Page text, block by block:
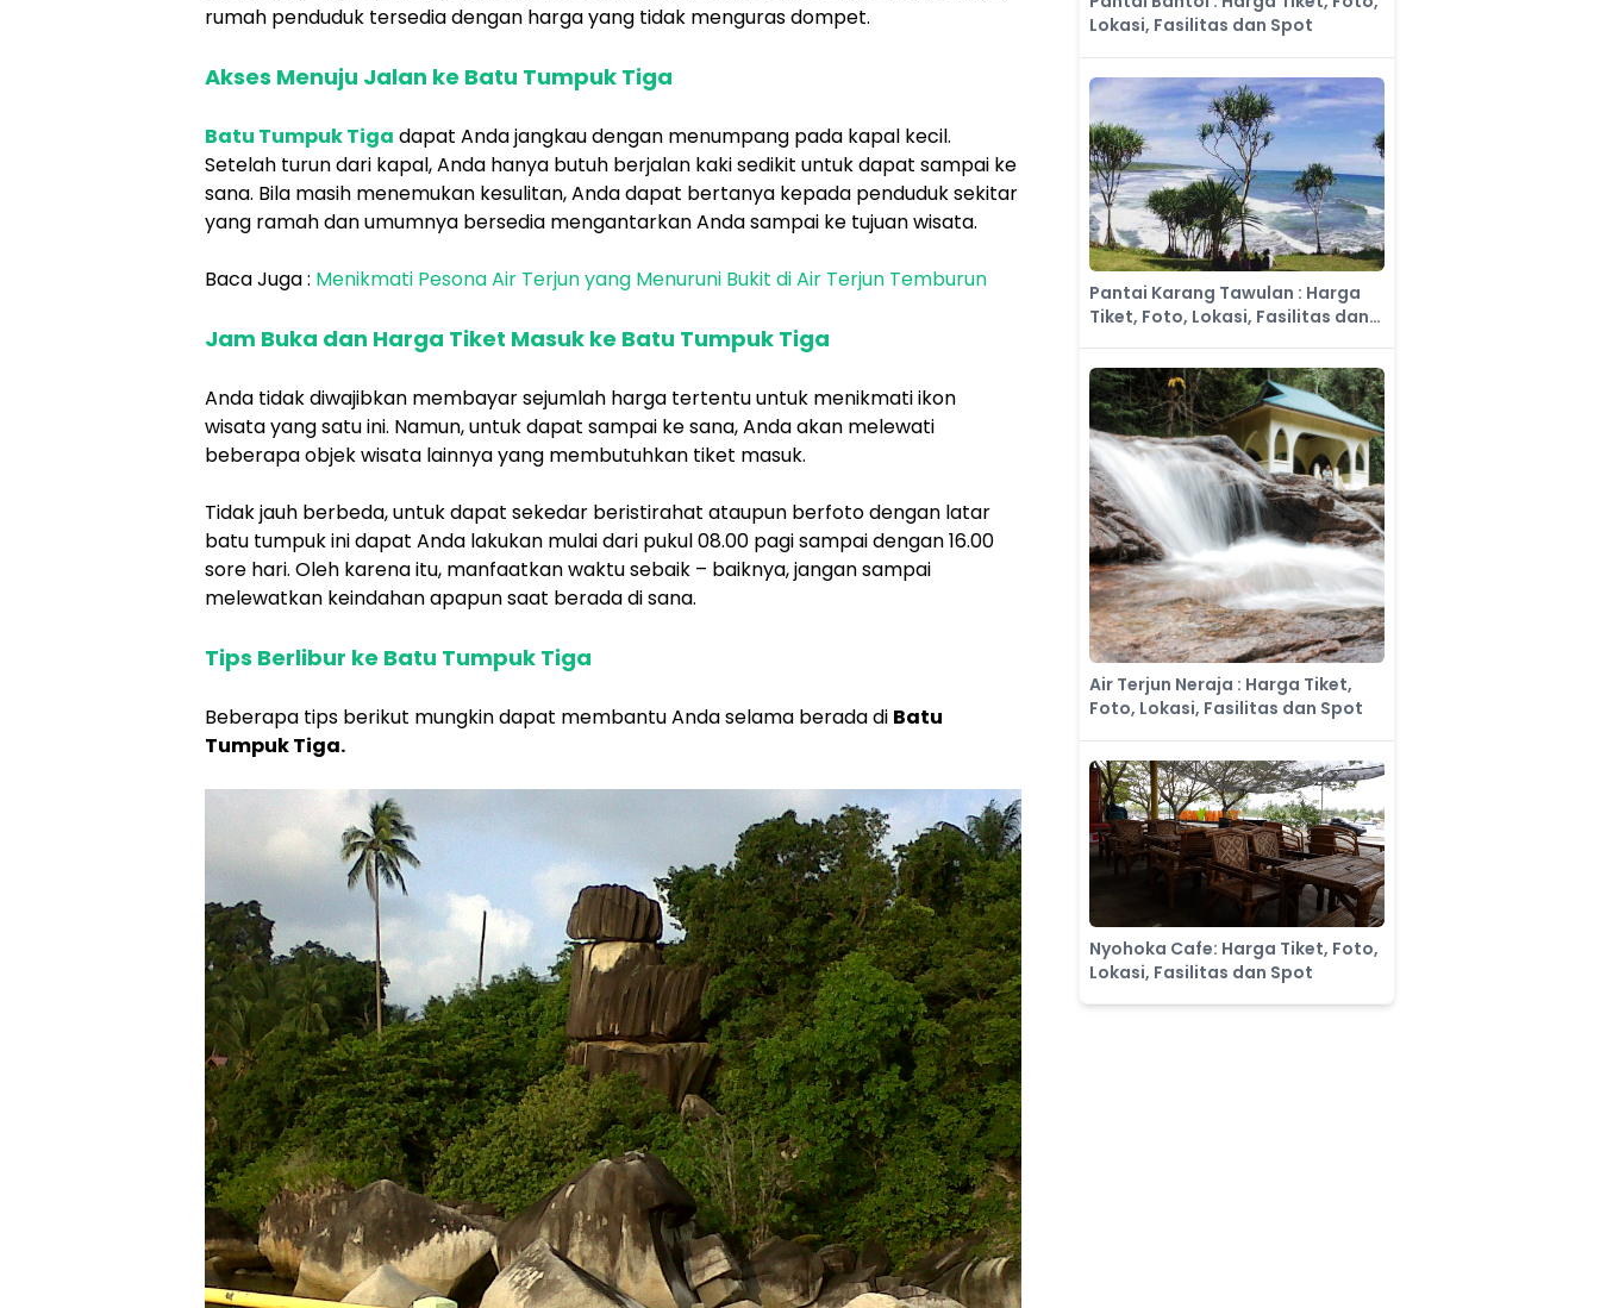
rumah penduduk tersedia dengan harga yang tidak menguras dompet.
Akses Menuju Jalan ke Batu Tumpuk Tiga
Batu Tumpuk Tiga dapat Anda jangkau dengan menumpang pada kapal kecil.
Setelah turun dari kapal, Anda hanya butuh berjalan kaki sedikit untuk dapat sampai ke
sana. Bila masih menemukan kesulitan, Anda dapat bertanya kepada penduduk sekitar
yang ramah dan umumnya bersedia mengantarkan Anda sampai ke tujuan wisata.
Baca Juga : Menikmati Pesona Air Terjun yang Menuruni Bukit di Air Terjun Temburun
Jam Buka dan Harga Tiket Masuk ke Batu Tumpuk Tiga
Anda tidak diwajibkan membayar sejumlah harga tertentu untuk menikmati ikon
wisata yang satu ini. Namun, untuk dapat sampai ke sana, Anda akan melewati
beberapa objek wisata lainnya yang membutuhkan tiket masuk.
Tidak jauh berbeda, untuk dapat sekedar beristirahat ataupun berfoto dengan latar
batu tumpuk ini dapat Anda lakukan mulai dari pukul 08.00 pagi sampai dengan 16.00
sore hari. Oleh karena itu, manfaatkan waktu sebaik – baiknya, jangan sampai
melewatkan keindahan apapun saat berada di sana.
Tips Berlibur ke Batu Tumpuk Tiga
Beberapa tips berikut mungkin dapat membantu Anda selama berada di Batu
Tumpuk Tiga.
Lokasi, Fasilitas dan Spot
Pantai Karang Tawulan : Harga
Tiket, Foto, Lokasi, Fasilitas dan
Air Terjun Neraja : Harga Tiket,
Foto, Lokasi, Fasilitas dan Spot
Nyohoka Cafe: Harga Tiket, Foto,
Lokasi, Fasilitas dan Spot